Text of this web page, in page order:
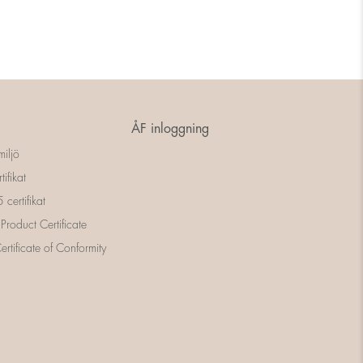
certifikat
Certificate
of Conformity
ÅF inloggning